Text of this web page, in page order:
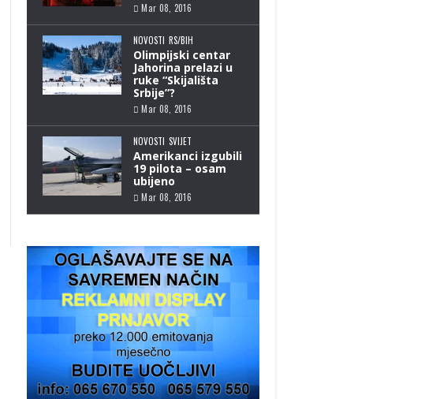
Mar 08, 2016
NOVOSTI RS/BIH
Olimpijski centar
Jahorina prelazi u
ruke “Skijališta
Srbije”?
Mar 08, 2016
NOVOSTI SVIJET
Amerikanci izgubili
19 pilota – osam
ubijeno
Mar 08, 2016